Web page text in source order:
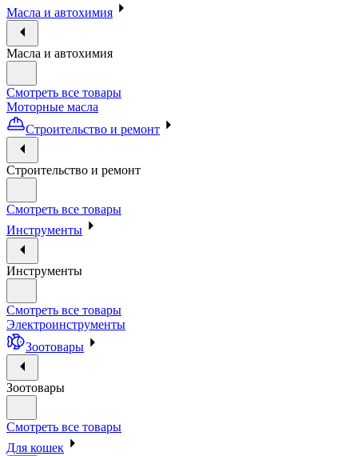
Масла и автохимия
Масла и автохимия
Смотреть все товары
Моторные масла
Строительство и ремонт
Строительство и ремонт
Смотреть все товары
Инструменты
Инструменты
Смотреть все товары
Электроинструменты
Зоотовары
Зоотовары
Смотреть все товары
Для кошек